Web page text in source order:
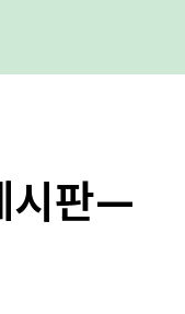
시판—